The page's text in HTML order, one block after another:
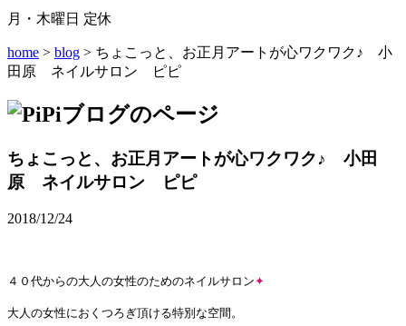
月・木曜日 定休
home > blog > ちょこっと、お正月アートが心ワクワク♪ 小
田原 ネイルサロン ピピ
ちょこっと、お正月アートが心ワクワク♪ 小田
原 ネイルサロン ピピ
2018/12/24
４０代からの大人の女性のためのネイルサロン✦
大人の女性におくつろぎ頂ける特別な空間。